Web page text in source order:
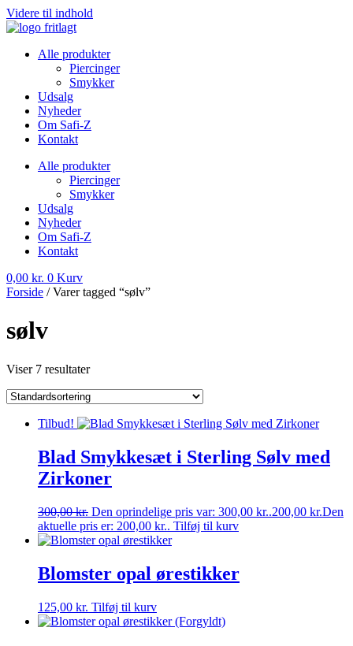
Videre til indhold
Alle produkter
Piercinger
Smykker
Udsalg
Nyheder
Om Safi-Z
Kontakt
Alle produkter
Piercinger
Smykker
Udsalg
Nyheder
Om Safi-Z
Kontakt
0,00 kr. 0 Kurv
Forside / Varer tagged “sølv”
sølv
Viser 7 resultater
Tilbud!
Blad Smykkesæt i Sterling Sølv med
Zirkoner
300,00kr. Den oprindelige pris var: 300,00 kr..200,00 kr.Den
aktuelle pris er: 200,00 kr.. Tilføj til kurv
Blomster opal ørestikker
125,00 kr. Tilføj til kurv